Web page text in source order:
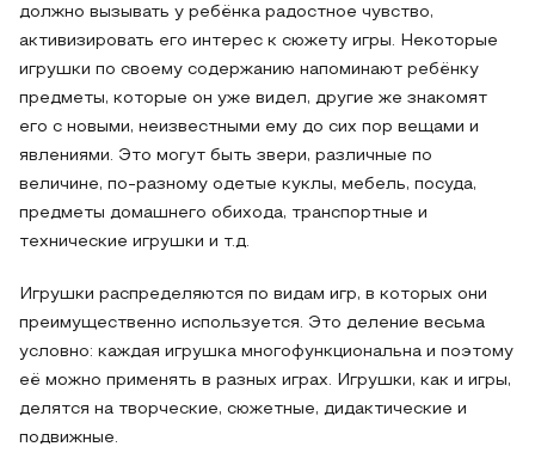
должно вызывать у ребёнка радостное чувство,
активизировать его интерес к сюжету игры. Некоторые
игрушки по своему содержанию напоминают ребёнку
предметы, которые он уже видел, другие же знакомят
его с новыми, неизвестными ему до сих пор вещами и
явлениями. Это могут быть звери, различные по
величине, по-разному одетые куклы, мебель, посуда,
предметы домашнего обихода, транспортные и
технические игрушки и т.д.
Игрушки распределяются по видам игр, в которых они
преимущественно используется. Это деление весьма
условно: каждая игрушка многофункциональна и поэтому
её можно применять в разных играх. Игрушки, как и игры,
делятся на творческие, сюжетные, дидактические и
подвижные.